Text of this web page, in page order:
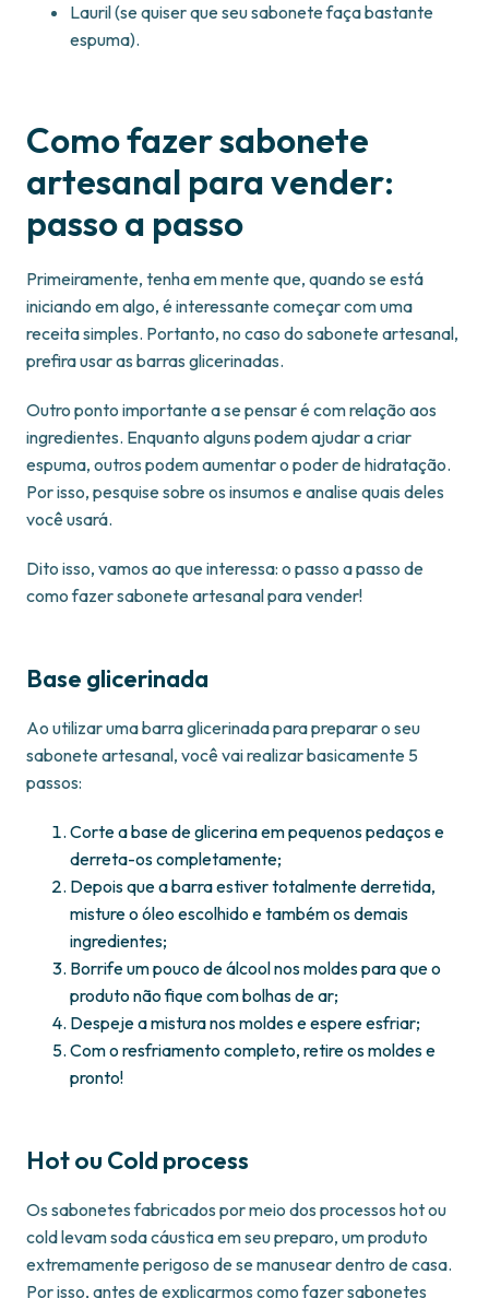
Lauril (se quiser que seu sabonete faça bastante
espuma).
Como fazer sabonete
artesanal para vender:
passo a passo
Primeiramente, tenha em mente que, quando se está
iniciando em algo, é interessante começar com uma
receita simples. Portanto, no caso do sabonete artesanal,
prefira usar as barras glicerinadas.
Outro ponto importante a se pensar é com relação aos
ingredientes. Enquanto alguns podem ajudar a criar
espuma, outros podem aumentar o poder de hidratação.
Por isso, pesquise sobre os insumos e analise quais deles
você usará.
Dito isso, vamos ao que interessa: o passo a passo de
como fazer sabonete artesanal para vender!
Base glicerinada
Ao utilizar uma barra glicerinada para preparar o seu
sabonete artesanal, você vai realizar basicamente 5
passos:
Corte a base de glicerina em pequenos pedaços e
derreta-os completamente;
Depois que a barra estiver totalmente derretida,
misture o óleo escolhido e também os demais
ingredientes;
Borrife um pouco de álcool nos moldes para que o
produto não fique com bolhas de ar;
Despeje a mistura nos moldes e espere esfriar;
Com o resfriamento completo, retire os moldes e
pronto!
Hot ou Cold process
Os sabonetes fabricados por meio dos processos hot ou
cold levam soda cáustica em seu preparo, um produto
extremamente perigoso de se manusear dentro de casa.
Por isso, antes de explicarmos como fazer sabonetes